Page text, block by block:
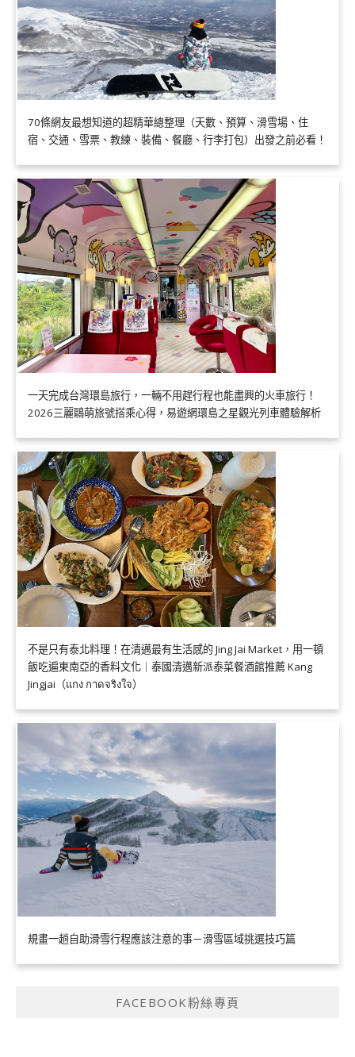
70條網友最想知道的超精華總整理（天數、預算、滑雪場、住
宿、交通、雪票、教練、裝備、餐廳、行李打包）出發之前必看！
一天完成台灣環島旅行，一輛不用趕行程也能盡興的火車旅行！
2026三麗鷗萌旅號搭乘心得，易遊網環島之星觀光列車體驗解析
不是只有泰北料理！在清邁最有生活感的 Jing Jai Market，用一頓
飯吃遍東南亞的香料文化｜泰國清邁新派泰菜餐酒館推薦 Kang
Jingjai（แกง กาดจริงใจ）
規畫一趟自助滑雪行程應該注意的事－滑雪區域挑選技巧篇
FACEBOOK粉絲專頁